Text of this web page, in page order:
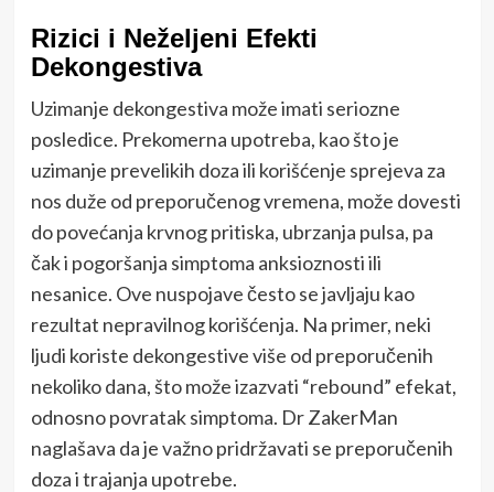
Rizici i Neželjeni Efekti
Dekongestiva
Uzimanje dekongestiva može imati seriozne
posledice. Prekomerna upotreba, kao što je
uzimanje prevelikih doza ili korišćenje sprejeva za
nos duže od preporučenog vremena, može dovesti
do povećanja krvnog pritiska, ubrzanja pulsa, pa
čak i pogoršanja simptoma anksioznosti ili
nesanice. Ove nuspojave često se javljaju kao
rezultat nepravilnog korišćenja. Na primer, neki
ljudi koriste dekongestive više od preporučenih
nekoliko dana, što može izazvati “rebound” efekat,
odnosno povratak simptoma. Dr ZakerMan
naglašava da je važno pridržavati se preporučenih
doza i trajanja upotrebe.